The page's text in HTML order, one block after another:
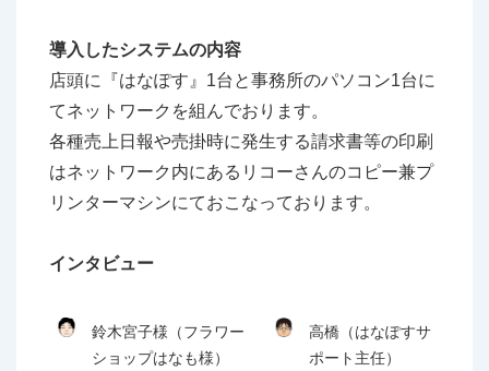
導入したシステムの内容
店頭に『はなぽす』1台と事務所のパソコン1台に
てネットワークを組んでおります。
各種売上日報や売掛時に発生する請求書等の印刷
はネットワーク内にあるリコーさんのコピー兼プ
リンターマシンにておこなっております。
インタビュー
鈴木宮子様（フラワー
ショップはなも様）
高橋（はなぽすサ
ポート主任）